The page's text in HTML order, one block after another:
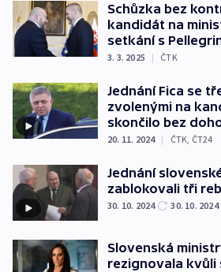
Schůzka bez
kandidát na
setkání s
3. 3. 2025 | ČTK
Jednání Fica se
zvolenými na
skončilo bez
20. 11. 2024 | ČTK ČT24
Jednání
zablokovali tři
30. 10. 2024 30. 10. 2024
Slovenská
rezignovala kvůli